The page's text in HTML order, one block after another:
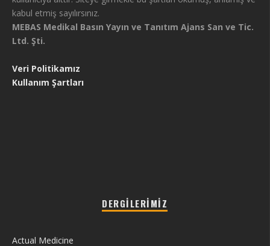
kabul etmiş sayılırsınız.
MEBAS Medikal Basın Yayın ve Tanıtım Ajans San ve Tic.
Ltd. Şti.
Veri Politikamız
Kullanım Şartları
DERGILERIMIZ
Actual Medicine